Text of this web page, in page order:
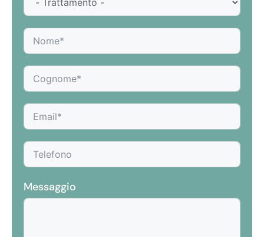
Messaggio